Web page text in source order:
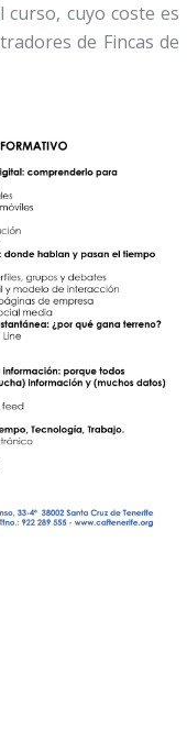
cuyo coste es
de Fincas de